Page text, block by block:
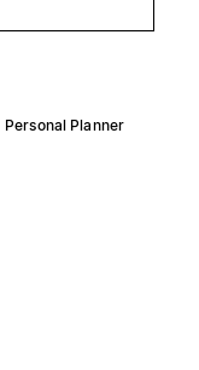
Personal Planner